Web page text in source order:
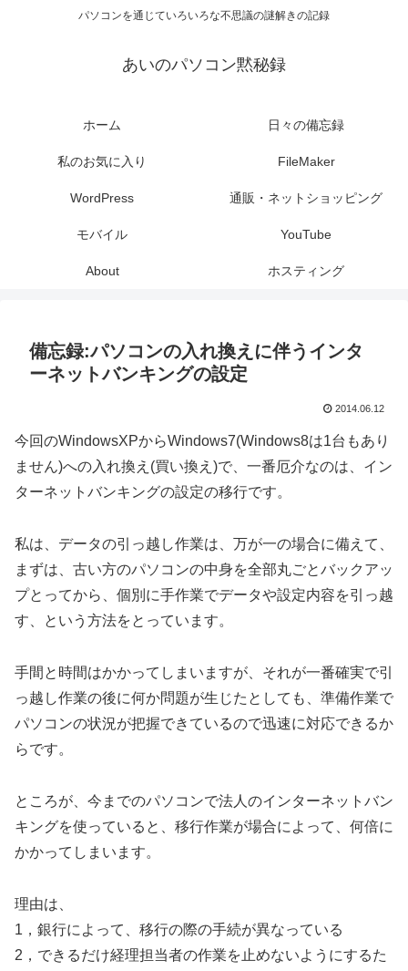
パソコンを通じていろいろな不思議の謎解きの記録
あいのパソコン黙秘録
ホーム 日々の備忘録
私のお気に入り FileMaker
WordPress 通販・ネットショッピング
モバイル YouTube
About ホスティング
備忘録:パソコンの入れ換えに伴うインタ
ーネットバンキングの設定
2014.06.12
今回のWindowsXPからWindows7(Windows8は1台もあり
ません)への入れ換え(買い換え)で、一番厄介なのは、イン
ターネットバンキングの設定の移行です。
私は、データの引っ越し作業は、万が一の場合に備えて、
まずは、古い方のパソコンの中身を全部丸ごとバックアッ
プとってから、個別に手作業でデータや設定内容を引っ越
す、という方法をとっています。
手間と時間はかかってしまいますが、それが一番確実で引
っ越し作業の後に何か問題が生じたとしても、準備作業で
パソコンの状況が把握できているので迅速に対応できるか
らです。
ところが、今までのパソコンで法人のインターネットバン
キングを使っていると、移行作業が場合によって、何倍に
かかってしまいます。
理由は、
1，銀行によって、移行の際の手続が異なっている
2，できるだけ経理担当者の作業を止めないようにするた